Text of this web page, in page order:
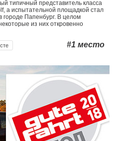
типичный представитель класса
а испытательной площадкой стал
городе Папенбург. В целом
из них откровенно
#1 место